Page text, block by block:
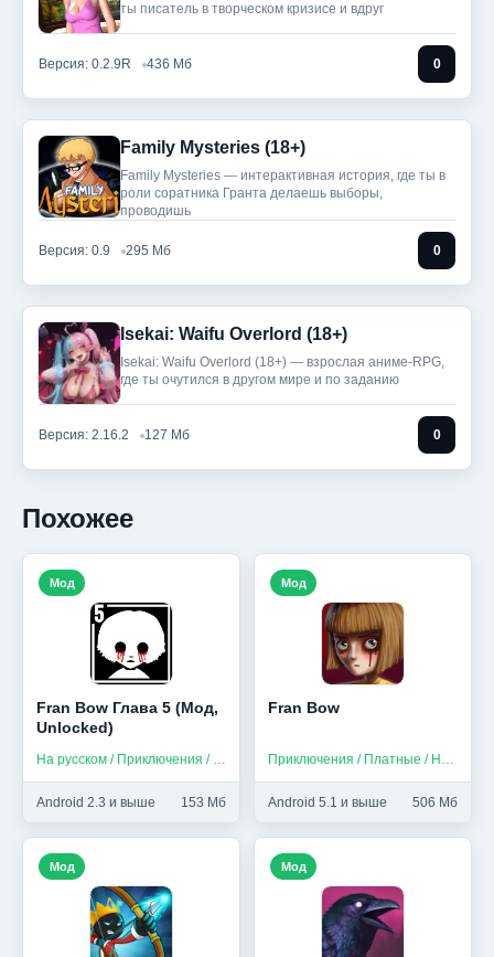
ты писатель в творческом кризисе и вдруг
Версия: 0.2.9R 436 Мб 0
Family Mysteries (18+)
Family Mysteries — интерактивная история, где ты в
роли соратника Гранта делаешь выборы,
проводишь
Версия: 0.9 295 Мб 0
Isekai: Waifu Overlord (18+)
Isekai: Waifu Overlord (18+) — взрослая аниме-RPG,
где ты очутился в другом мире и по заданию
Версия: 2.16.2 127 Мб 0
Похожее
Fran Bow Глава 5 (Мод,
Unlocked)
На русском / Приключения / Платные
Android 2.3 и выше 153 Мб
Мод
Fran Bow
Приключения / Платные / На русском
Android 5.1 и выше 506 Мб
Мод
Мод Мод